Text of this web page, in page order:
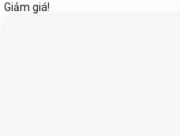
Giảm giá!